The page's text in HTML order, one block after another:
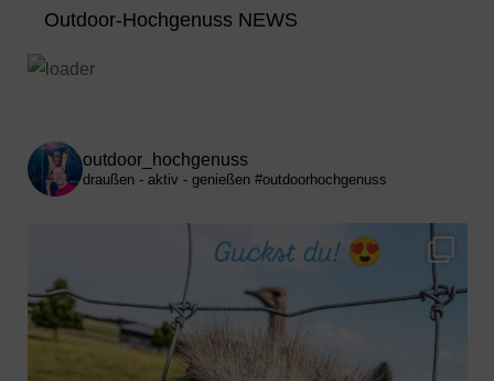
Outdoor-Hochgenuss NEWS
outdoor_hochgenuss
draußen - aktiv - genießen #outdoorhochgenuss